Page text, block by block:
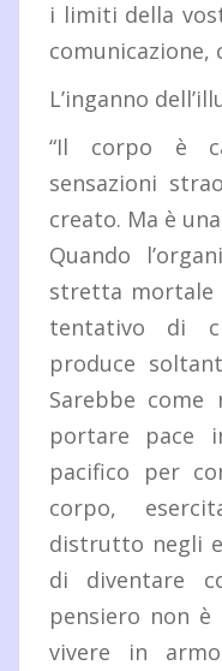
i limiti della
comunicazione,
L’inganno
“Il corpo è
sensazioni
creato. Ma è
Quando
stretta mortale
tentativo di
produce
Sarebbe
portare pace
pacifico per
corpo,
distrutto negli
di diventare
pensiero non
vivere in